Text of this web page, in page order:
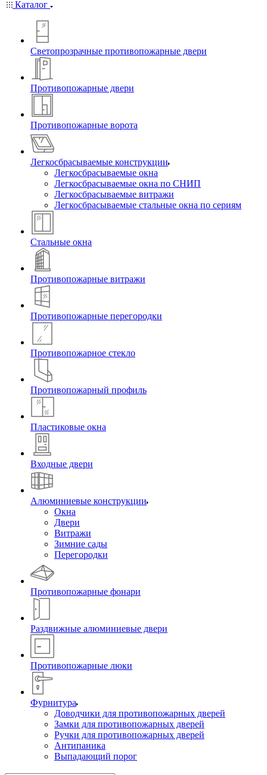
Каталог
Светопрозрачные противопожарные двери
Противопожарные двери
Противопожарные ворота
Легкосбрасываемые конструкции
Легкосбрасываемые окна
Легкосбрасываемые окна по СНИП
Легкосбрасываемые витражи
Легкосбрасываемые стальные окна по сериям
Стальные окна
Противопожарные витражи
Противопожарные перегородки
Противопожарное стекло
Противопожарный профиль
Пластиковые окна
Входные двери
Алюминиевые конструкции
Окна
Двери
Витражи
Зимние сады
Перегородки
Противопожарные фонари
Раздвижные алюминиевые двери
Противопожарные люки
Фурнитура
Доводчики для противопожарных дверей
Замки для противопожарных дверей
Ручки для противопожарных дверей
Антипаника
Выпадающий порог